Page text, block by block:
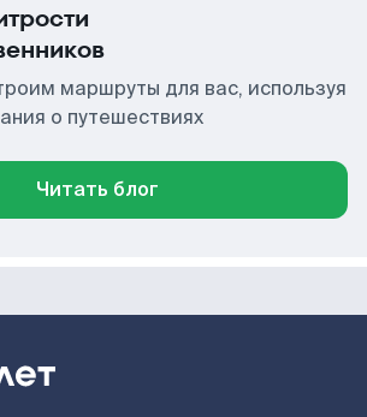
маршруты для вас, используя
о путешествиях
Читать блог